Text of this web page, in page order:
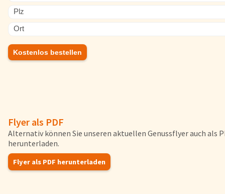
Startseite
Genussflyer
Kontakt
Impressum
Kostenlos bestellen
Flyer als PDF
Alternativ können Sie unseren aktuellen Genussflyer auch als
herunterladen.
Flyer als PDF herunterladen